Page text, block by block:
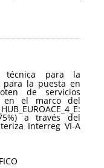
técnica para la
para la puesta en
de servicios
en el marco del
a través del
Interreg VI-A